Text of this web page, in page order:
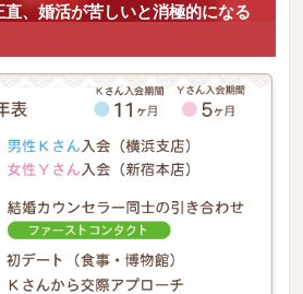
、婚活が苦しいと消極的になる